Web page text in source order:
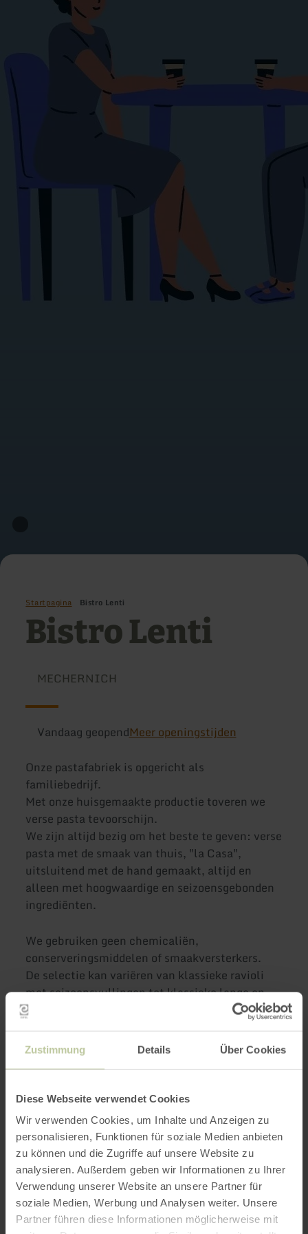
Zustimmung Details Über Cookies
Diese Webseite verwendet Cookies
Wir verwenden Cookies, um Inhalte und Anzeigen zu
personalisieren, Funktionen für soziale Medien anbieten
zu können und die Zugriffe auf unsere Website zu
analysieren. Außerdem geben wir Informationen zu Ihrer
Verwendung unserer Website an unsere Partner für
soziale Medien, Werbung und Analysen weiter. Unsere
Partner führen diese Informationen möglicherweise mit
Startpagina Bistro Lenti
Bistro Lenti
MECHERNICH
Vandaag geopendMeer openingstijden
Onze pastafabriek is opgericht als
familiebedrijf.
Met onze huisgemaakte productie toveren we
verse pasta tevoorschijn.
We zijn altijd bezig om het beste te geven: verse
pasta met de smaak van thuis, "la Casa",
uitsluitend met de hand gemaakt, altijd en
alleen met hoogwaardige en seizoensgebonden
ingrediënten.
We gebruiken geen chemicaliën,
conserveringsmiddelen of smaakversterkers.
De selectie kan variëren van klassieke ravioli
met seizoensvullingen tot klassieke lange en
korte vormen: Tagliatelle, spaghetti, rigatoni,
paccheri...
Meer informatie
Openingstijden
Kenmerken / bijzonderheden